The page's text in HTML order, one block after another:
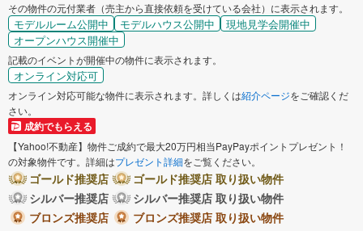
その物件の元付業者（売主から直接依頼を受けている会社）に表示されます。
モデルルーム公開中 モデルハウス公開中
現地見学会開催中
オープンハウス開催中
記載のイベントが開催中の物件に表示されます。
オンライン対応可
オンライン対応可能な物件に表示されます。詳しくは紹介ページをご確認くだ
さい。
成約でもらえる
【Yahoo!不動産】物件ご成約で最大20万円相当PayPayポイントプレゼント！
の対象物件です。詳細はプレゼント詳細をご覧ください。
ゴールド推奨店
ゴールド推奨店 取り扱い物件
シルバー推奨店
シルバー推奨店 取り扱い物件
ブロンズ推奨店
ブロンズ推奨店 取り扱い物件